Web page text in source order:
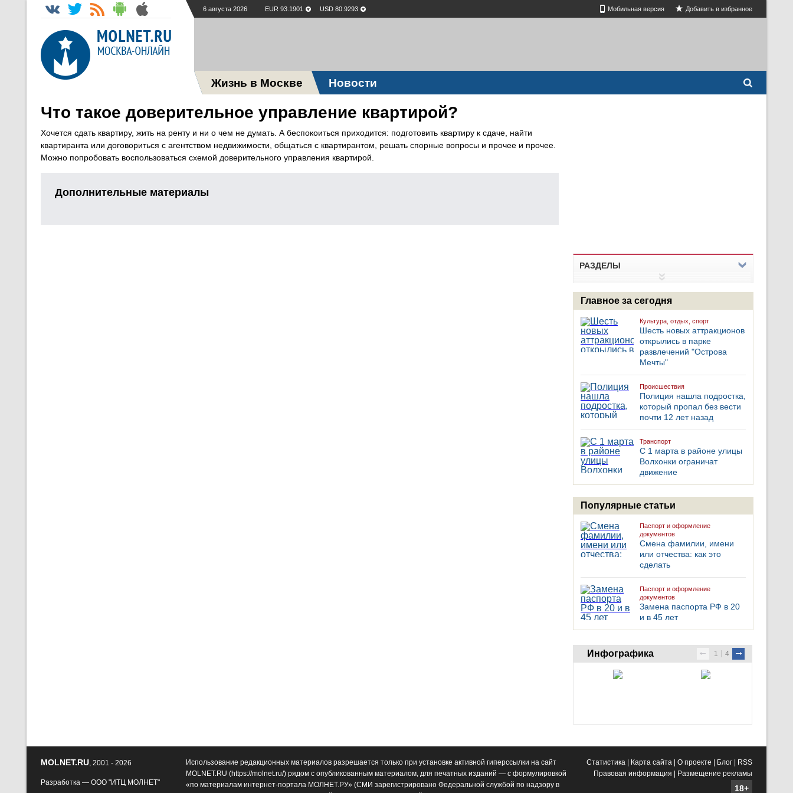
6 августа 2026 EUR 93.1901 USD 80.9293 Мобильная версия Добавить в избранное
Жизнь в Москве Новости
РАЗДЕЛЫ
Главное за сегодня
Культура, отдых, спорт
Шесть новых аттракционов
открылись в парке
развлечений "Острова
Мечты"
Происшествия
Полиция нашла подростка,
который пропал без вести
почти 12 лет назад
Транспорт
С 1 марта в районе улицы
Волхонки ограничат
движение
Популярные статьи
Паспорт и оформление
документов
Смена фамилии, имени
или отчества: как это
сделать
Паспорт и оформление
документов
Замена паспорта РФ в 20
и в 45 лет
Инфографика 1 4
Что такое доверительное управление квартирой?
Хочется сдать квартиру, жить на ренту и ни о чем не думать. А беспокоиться приходится: подготовить квартиру к сдаче, найти
квартиранта или договориться с агентством недвижимости, общаться с квартирантом, решать спорные вопросы и прочее и прочее.
Можно попробовать воспользоваться схемой доверительного управления квартирой.
Дополнительные материалы
Использование редакционных материалов разрешается только при установке активной гиперссылки на сайт
MOLNET.RU (https://molnet.ru/) рядом с опубликованным материалом, для печатных изданий — с формулировкой
«по материалам интернет-портала МОЛНЕТ.РУ» (СМИ зарегистрировано Федеральной службой по надзору в
MOLNET.RU, 2001 - 2026
Разработка — ООО "ИТЦ МОЛНЕТ"
Статистика Карта сайта О проекте Блог
RSS
Правовая информация
Размещение рекламы
18+